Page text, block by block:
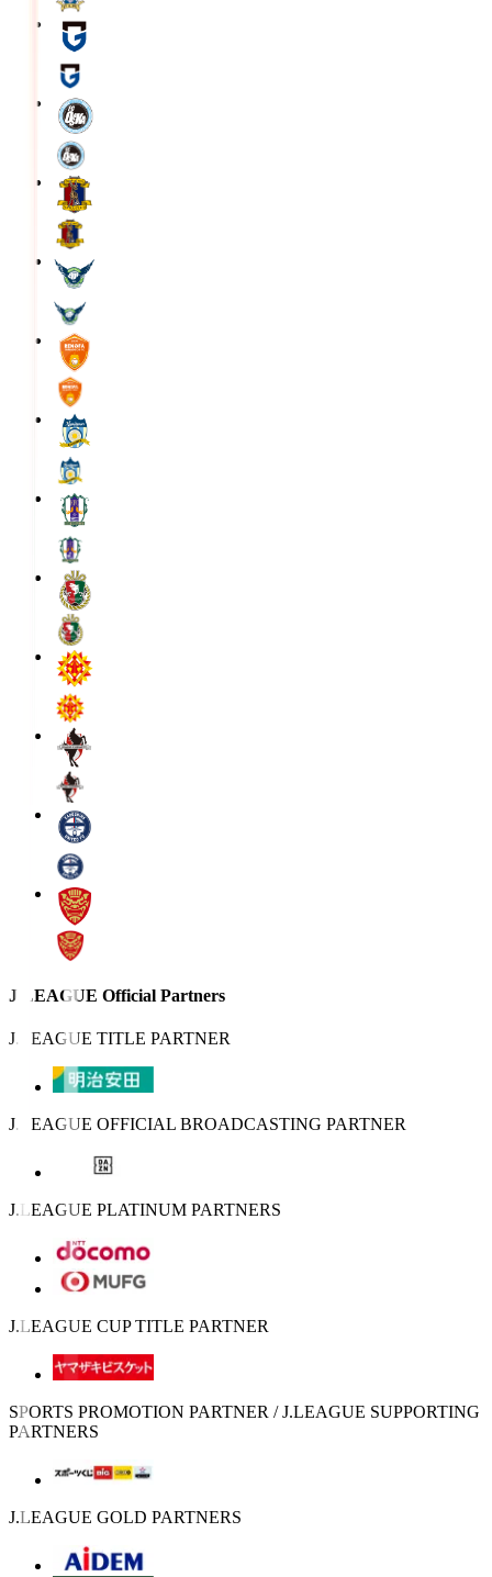
J.LEAGUE Official Partners
J.LEAGUE TITLE PARTNER
J.LEAGUE OFFICIAL BROADCASTING PARTNER
J.LEAGUE PLATINUM PARTNERS
J.LEAGUE CUP TITLE PARTNER
SPORTS PROMOTION PARTNER / J.LEAGUE SUPPORTING
PARTNERS
J.LEAGUE GOLD PARTNERS